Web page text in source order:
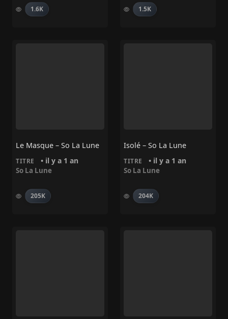
1.6K 1.5K
Le Masque – So La Lune
TITRE • il y a 1 an
So La Lune
205K
Isolé – So La Lune
TITRE • il y a 1 an
So La Lune
204K